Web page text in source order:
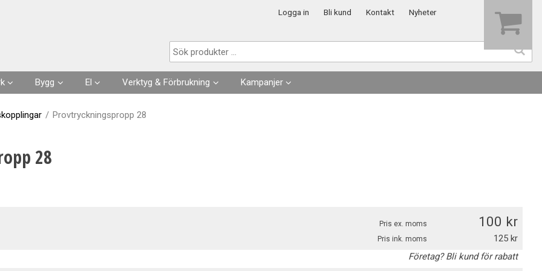
Logga in Bli kund Kontakt Nyheter
Bygg
Husgrunder
El
Kabel
Verktyg & Förbrukning
Förbrukningsvaror
Kampanjer
/ Provtryckningspropp 28
28
Pris ex. moms 100
Pris ink. moms
125
Företag? Bli kund för rabatt